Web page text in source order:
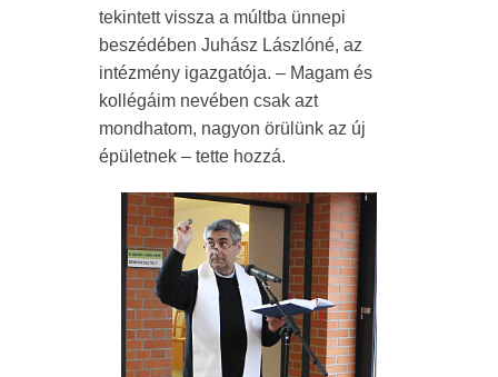
tekintett vissza a múltba ünnepi
beszédében Juhász Lászlóné, az
intézmény igazgatója. – Magam és
kollégáim nevében csak azt
mondhatom, nagyon örülünk az új
épületnek – tette hozzá.